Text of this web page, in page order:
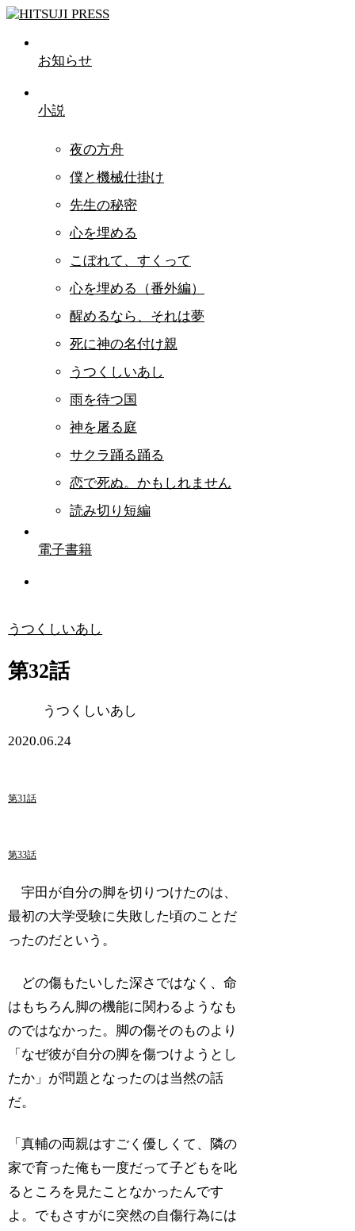
お知らせ
小説
夜の方舟
僕と機械仕掛け
先生の秘密
心を埋める
こぼれて、すくって
心を埋める（番外編）
醒めるなら、それは夢
死に神の名付け親
うつくしいあし
雨を待つ国
神を屠る庭
サクラ踊る踊る
恋で死ぬ。かもしれません
読み切り短編
電子書籍
うつくしいあし
第32話
うつくしいあし
2020.06.24
第31話
第33話
宇田が自分の脚を切りつけたのは、
最初の大学受験に失敗した頃のことだ
ったのだという。
どの傷もたいした深さではなく、命
はもちろん脚の機能に関わるようなも
のではなかった。脚の傷そのものより
「なぜ彼が自分の脚を傷つけようとし
たか」が問題となったのは当然の話
だ。
「真輔の両親はすごく優しくて、隣の
家で育った俺も一度だって子どもを叱
るところを見たことなかったんです
よ。でもさすがに突然の自傷行為には